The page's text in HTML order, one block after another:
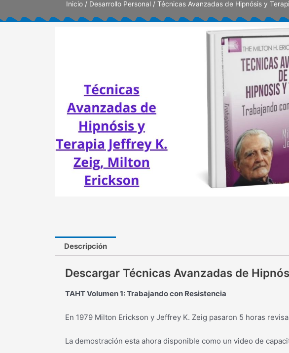
Inicio / Desarrollo Personal / Técnicas Avanzadas de Hipnósis y
Descripción
Descargar Técnicas Avanzadas de
TAHT Volumen 1: Trabajando con Resistencia
En 1979 Milton Erickson y Jeffrey K. Zeig pasaron 5 horas
La demostración esta ahora disponible como un video de